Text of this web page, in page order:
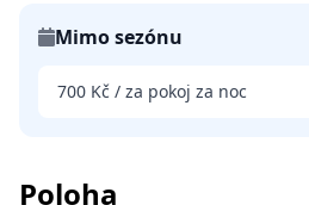
Mimo sezónu
700 Kč / za pokoj za noc
Poloha